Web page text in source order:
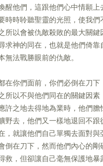
醒他們，這跟他們心中情願上
時時聆聽聖靈的光照，使我們
所以會被仇敵殺敗的最大關鍵
求神的同在，也就是他們倚靠
法戰勝眼前的仇敵。
你們面前，你們必倒在刀下
以不與他們同在的關鍵因素
許之地去得地為業時，他們膽
野去，他們又一樣地退回不跟
，就讓他們自己單獨去面對與
倒在刀下，然而他們內心的剛
救，但卻讓自己毫無保護地暴